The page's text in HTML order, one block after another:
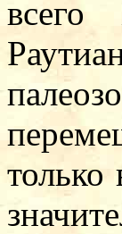
всего